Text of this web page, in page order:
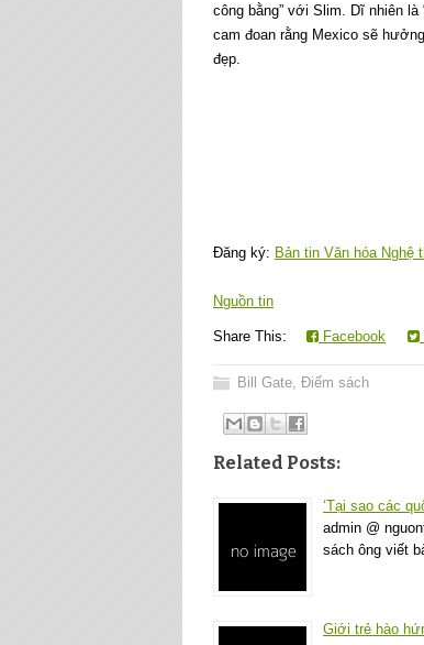
công bằng” với Slim. Dĩ nhiên
cam đoan rằng Mexico sẽ
đẹp.
Đăng ký: Bản tin Văn hóa Nghệ
Nguồn tin
Share This: Facebook
Bill Gate, Điểm sách
Related Posts:
‘Tại sao các
admin @
sách ông viết
Giới trẻ hào